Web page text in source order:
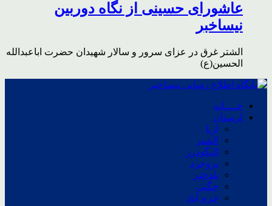
عاشورای حسینی از نگاه دوربین
نیساخبر
الشتر غرق در عزای سرور و سالار شهیدان حضرت اباعبدالله
الحسین(ع)
خــــانه
لرستان
ازنا
الشتر
الیگودرز
بروجرد
پلدختر
چگنی
خرم آباد